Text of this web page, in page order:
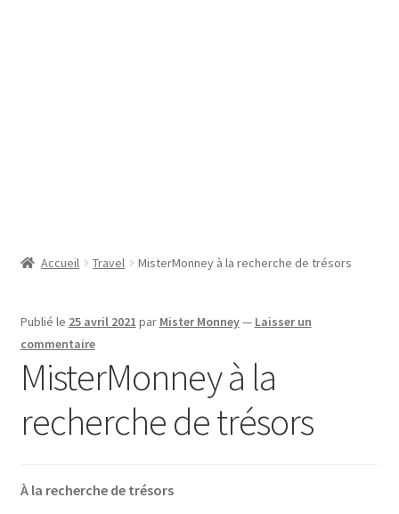
Accueil Travel MisterMonney à la recherche de trésors
Publié le 25 avril 2021 par Mister Monney— Laisser un
commentaire
MisterMonney à la
recherche de trésors
À la recherche de trésors